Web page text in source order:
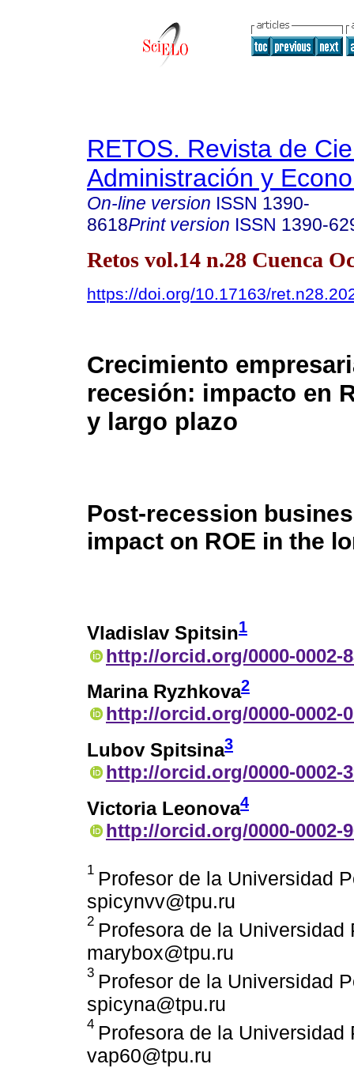
RETOS. Revista de
Administración y
On-line version ISSN 1390-
8618Print version ISSN 1390-
Retos vol.14 n.28 Cuenca
https://doi.org/10.17163/
Crecimiento
recesión: impacto en
y largo plazo
Post-recession
impact on ROE in the
Vladislav Spitsin1
http://orcid.org/0000-0002-
Marina Ryzhkova2
http://orcid.org/0000-0002-
Lubov Spitsina3
http://orcid.org/0000-0002-
Victoria Leonova4
http://orcid.org/0000-0002-
1 Profesor de la Universidad
spicynvv@tpu.ru
2 Profesora de la
marybox@tpu.ru
3 Profesor de la Universidad
spicyna@tpu.ru
4 Profesora de la
vap60@tpu.ru